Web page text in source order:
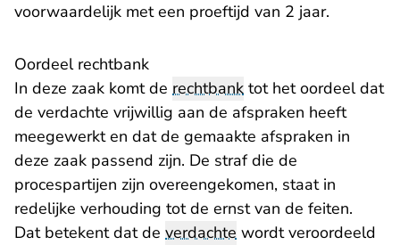
voorwaardelijk met een proeftijd van 2 jaar.
Oordeel rechtbank
In deze zaak komt de rechtbank tot het oordeel dat
de verdachte vrijwillig aan de afspraken heeft
meegewerkt en dat de gemaakte afspraken in
deze zaak passend zijn. De straf die de
procespartijen zijn overeengekomen, staat in
redelijke verhouding tot de ernst van de feiten.
Dat betekent dat de verdachte wordt veroordeeld